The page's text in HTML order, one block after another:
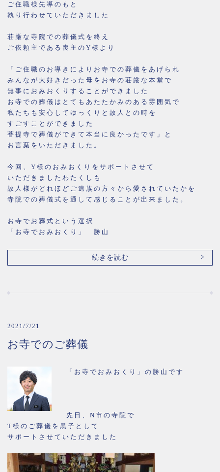
ご住職様先導のもと
執り行わせていただきました
荘厳な寺院での葬儀式を終え
ご依頼主である喪主のY様より
「ご住職のお導きによりお寺での葬儀をあげられ
みんなが大好きだった母をお寺の荘厳な本堂で
無事におみおくりすることができました
お寺での葬儀はとてもあたたかみのある雰囲気で
私たちも安心してゆっくりと故人との時を
すごすことができました
菩提寺で葬儀ができて本当に良かったです」と
お言葉をいただきました。
今回、Y様のおみおくりをサポートさせて
いただきましたわたくしも
故人様がどれほどご遺族の方々から愛されていたかを
寺院での葬儀式を通して感じることが出来ました。
お寺でお葬式という選択
「お寺でおみおくり」 勝山
続きを読む
2021/7/21
お寺でのご葬儀
「お寺でおみおくり」の勝山です
先日、N市の寺院で
T様のご葬儀を黒子として
サポートさせていただきました